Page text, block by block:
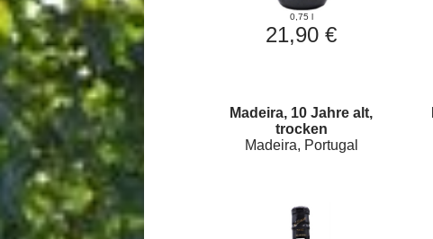
0,75 l
21,90 €
Madeira, 10 Jahre alt,
trocken
Madeira, Portugal